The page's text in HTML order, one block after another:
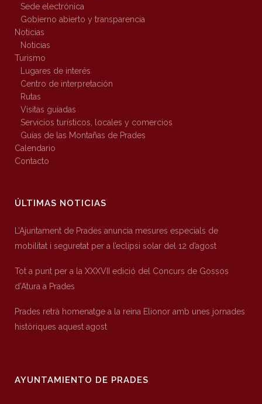
Sede electrónica
Gobierno abierto y transparencia
Noticias
Noticias
Turismo
Lugares de interés
Centro de interpretación
Rutas
Visitas guiadas
Servicios turísticos, locales y comercios
Guías de las Montañas de Prades
Calendario
Contacto
ÚLTIMAS NOTICIAS
L’Ajuntament de Prades anuncia mesures especials de
mobilitat i seguretat per a l’eclipsi solar del 12 d’agost
Tot a punt per a la XXXVII edició del Concurs de Gossos
d’Atura a Prades
Prades retrà homenatge a la reina Elionor amb unes jornades
històriques aquest agost
AYUNTAMIENTO DE PRADES